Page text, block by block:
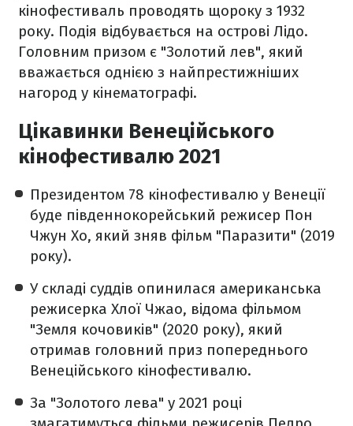
кінофестиваль проводять щороку з 1932
року. Подія відбувається на острові Лідо.
Головним призом є "Золотий лев", який
вважається однією з найпрестижніших
нагород у кінематографі.
Цікавинки Венеційського
кінофестивалю 2021
Президентом 78 кінофестивалю у Венеції
буде південнокорейський режисер Пон
Чжун Хо, який зняв фільм "Паразити" (2019
року).
У складі суддів опинилася американська
режисерка Хлої Чжао, відома фільмом
"Земля кочовиків" (2020 року), який
отримав головний приз попереднього
Венеційського кінофестивалю.
За "Золотого лева" у 2021 році